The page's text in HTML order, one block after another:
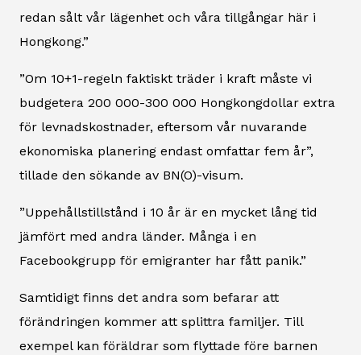
redan sålt vår lägenhet och våra tillgångar här i
Hongkong.”
”Om 10+1-regeln faktiskt träder i kraft måste vi
budgetera 200 000-300 000 Hongkongdollar extra
för levnadskostnader, eftersom vår nuvarande
ekonomiska planering endast omfattar fem år”,
tillade den sökande av BN(O)-visum.
”Uppehållstillstånd i 10 år är en mycket lång tid
jämfört med andra länder. Många i en
Facebookgrupp för emigranter har fått panik.”
Samtidigt finns det andra som befarar att
förändringen kommer att splittra familjer. Till
exempel kan föräldrar som flyttade före barnen